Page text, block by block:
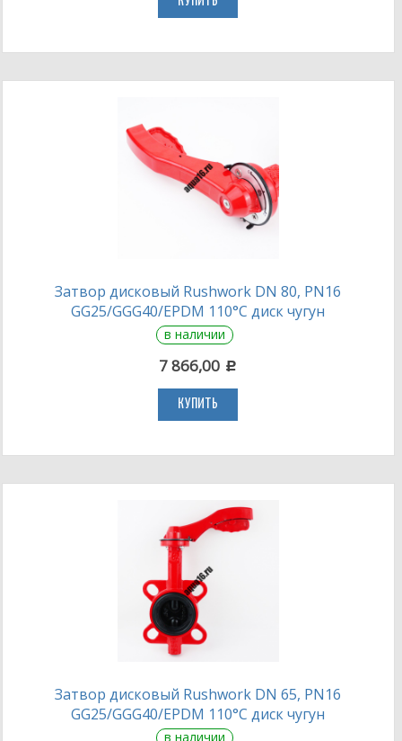
Затвор дисковый Rushwork DN 80, PN16
GG25/GGG40/EPDM 110°С диск чугун
в наличии
7 866,00 c
КУПИТЬ
Затвор дисковый Rushwork DN 65, PN16
GG25/GGG40/EPDM 110°С диск чугун
в наличии